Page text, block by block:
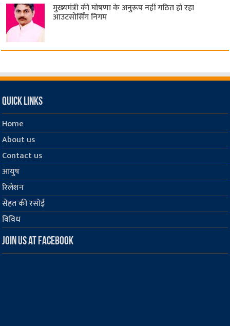
मुख्यमंत्री की घोषणा के अनुरूप नहीं गठित हो रहा
आउटसोर्सिंग निगम
Quick Links
Home
About us
Contact us
आयुष
रिलेशन
सेहत की रसोई
विविध
Join us at Facebook